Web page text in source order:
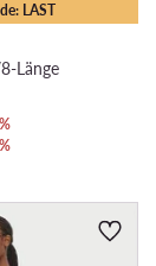
LAST
Länge